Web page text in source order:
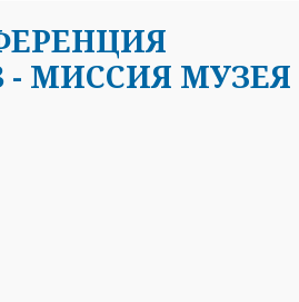
- МИССИЯ МУЗЕЯ